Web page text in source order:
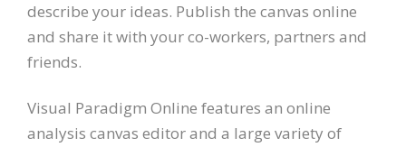
describe your ideas. Publish the canvas online
and share it with your co-workers, partners and
friends.
Visual Paradigm Online features an online
analysis canvas editor and a large variety of